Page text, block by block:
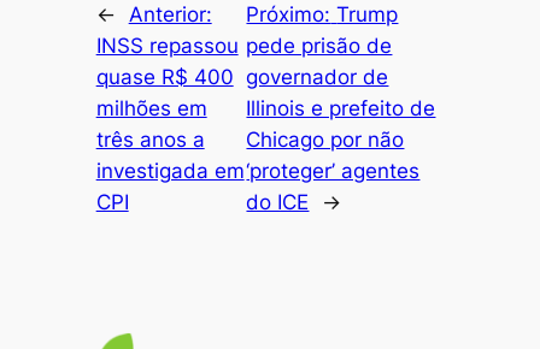
←
Anterior:
INSS repassou
quase R$ 400
milhões em
três anos a
investigada em
CPI
Próximo: Trump
pede prisão de
governador de
Illinois e prefeito de
Chicago por não
‘proteger’ agentes
do ICE
→